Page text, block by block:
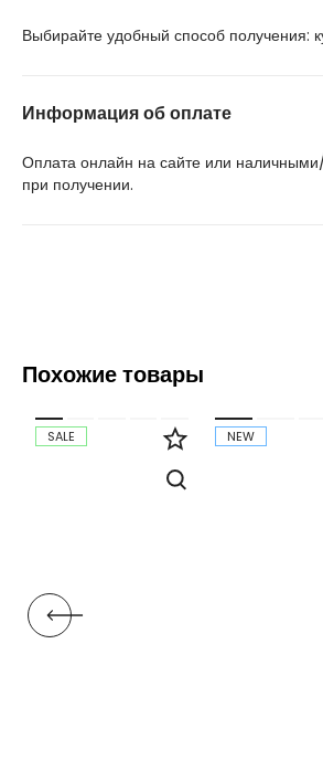
Выбирайте удобный способ получения:
Информация об оплате
Оплата онлайн на сайте или
при получении.
Похожие товары
SALE NEW